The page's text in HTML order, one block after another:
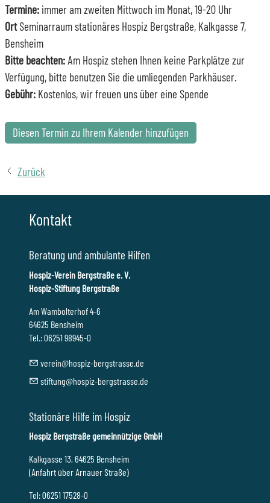
Termine: immer am zweiten Mittwoch im Monat, 19-20 Uhr
OrtSeminarraum stationäres Hospiz Bergstraße, Kalkgasse 7,
Bensheim
Bitte beachten: Am Hospiz stehen Ihnen keine Parkplätze zur
Verfügung, bitte benutzen Sie die umliegenden Parkhäuser.
Gebühr: Kostenlos, wir freuen uns über eine Spende
Diesen Termin zu Ihrem Kalender hinzufügen
Zurück
Kontakt
Beratung und ambulante Hilfen
Hospiz-Verein Bergstraße e. V.
Hospiz-Stiftung Bergstraße
Am Wambolterhof 4-6
64625 Bensheim
Tel.: 06251 98945-0
v r n h sp z-b rgstr ss d
stft ng h sp z-b rgstr ss d
Stationäre Hilfe im Hospiz
Hospiz Bergstraße gemeinnützige GmbH
Kalkgasse 13, 64625 Bensheim
(Anfahrt über Arnauer Straße)
Tel: 06251 17528-0